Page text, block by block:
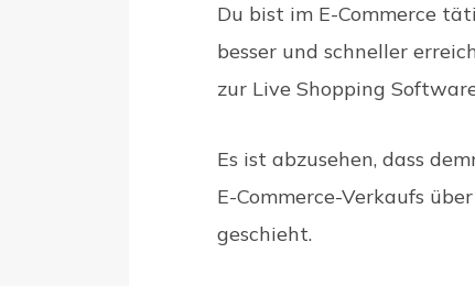
Du bist im E-Commerce
besser und schneller
zur Live Shopping
Es ist abzusehen, dass
E-Commerce-Verkaufs
geschieht.